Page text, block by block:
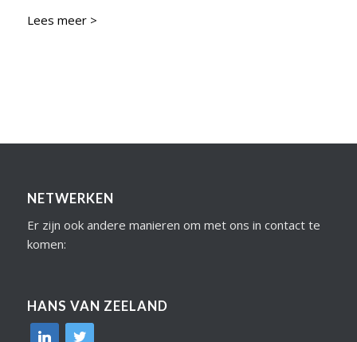
Lees meer >
NETWERKEN
Er zijn ook andere manieren om met ons in contact te
komen:
HANS VAN ZEELAND
linkedin
twitter